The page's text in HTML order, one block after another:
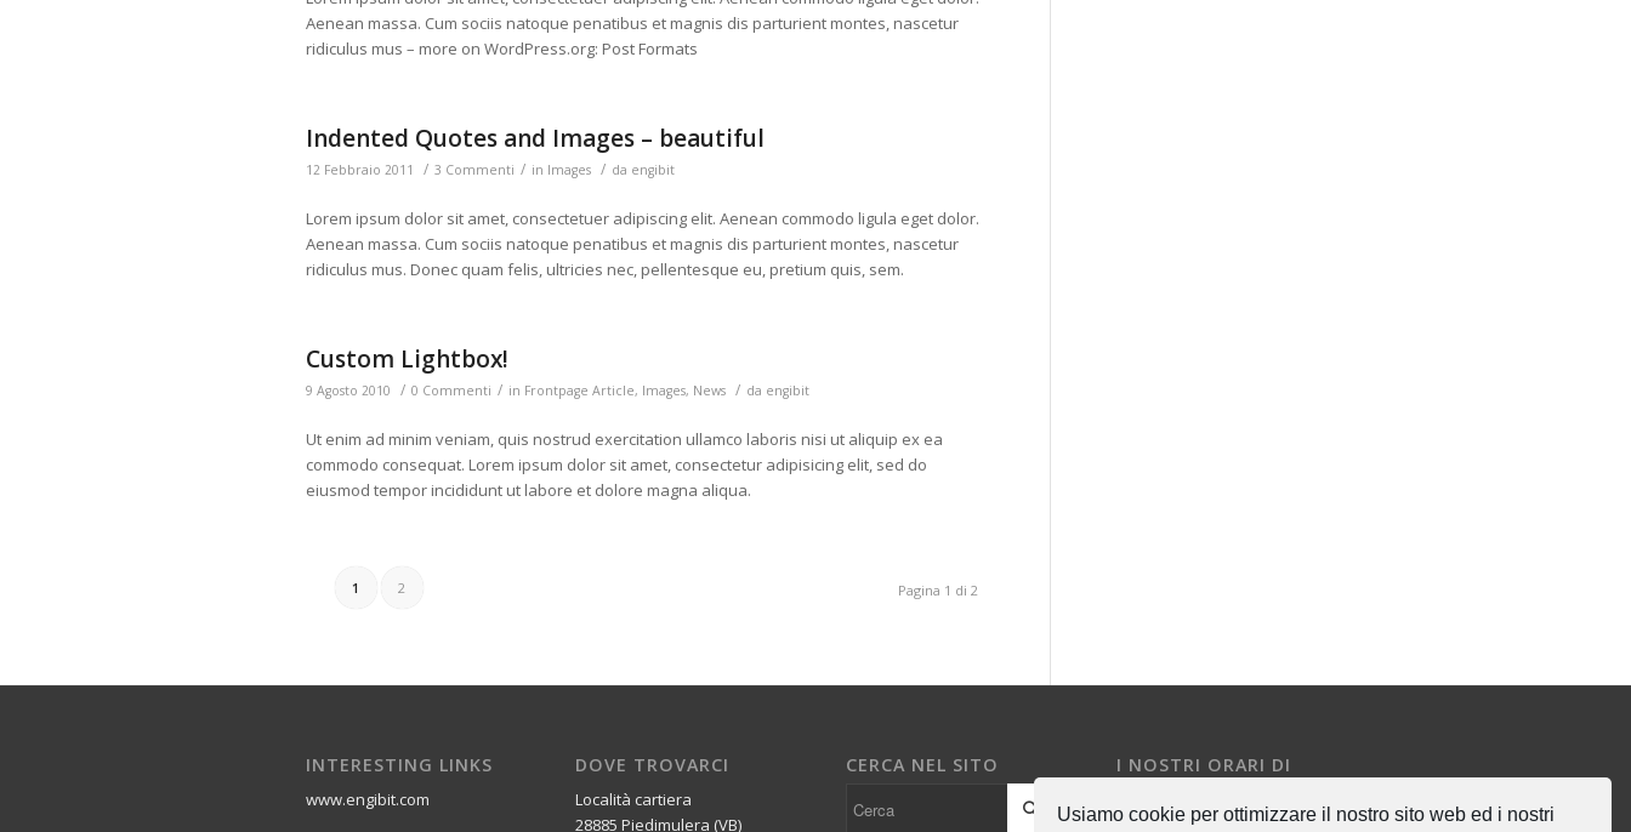
Usiamo cookie per ottimizzare il nostro sito web ed i nostri
Aenean massa. Cum sociis natoque penatibus et magnis dis parturient montes, nascetur
ridiculus mus – more on WordPress.org: Post Formats
Indented Quotes and Images – beautiful
12 Febbraio 2011 / 3 Commenti / in Images / da engibit
Lorem ipsum dolor sit amet, consectetuer adipiscing elit. Aenean commodo ligula eget dolor.
Aenean massa. Cum sociis natoque penatibus et magnis dis parturient montes, nascetur
ridiculus mus. Donec quam felis, ultricies nec, pellentesque eu, pretium quis, sem.
Custom Lightbox!
9 Agosto 2010 / 0 Commenti / in Frontpage Article, Images, News / da engibit
Ut enim ad minim veniam, quis nostrud exercitation ullamco laboris nisi ut aliquip ex ea
commodo consequat. Lorem ipsum dolor sit amet, consectetur adipisicing elit, sed do
eiusmod tempor incididunt ut labore et dolore magna aliqua.
Pagina 1 di 2
1 2
INTERESTING LINKS
www.engibit.com
DOVE TROVARCI
Località cartiera
28885 Piedimulera (VB)
CERCA NEL SITO I NOSTRI ORARI DI
UFFICIO
Lun-Ven: 8:00-17:00